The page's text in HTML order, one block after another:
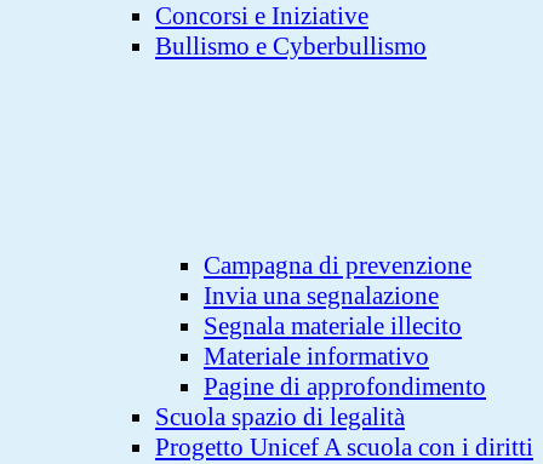
Concorsi e Iniziative
Bullismo e Cyberbullismo
Campagna di prevenzione
Invia una segnalazione
Segnala materiale illecito
Materiale informativo
Pagine di approfondimento
Scuola spazio di legalità
Progetto Unicef A scuola con i diritti